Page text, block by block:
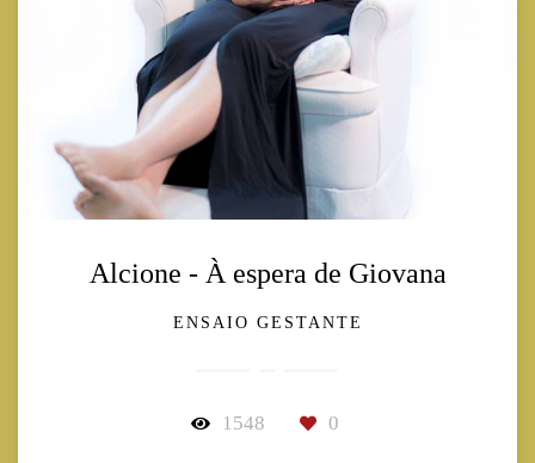
Alcione - À espera de Giovana
ENSAIO GESTANTE
1548 0